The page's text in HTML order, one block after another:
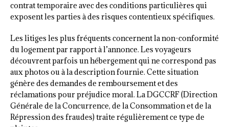
contrat temporaire avec des conditions particulières qui
exposent les parties à des risques contentieux spécifiques.
Les litiges les plus fréquents concernent la non-conformité
du logement par rapport à l’annonce. Les voyageurs
découvrent parfois un hébergement qui ne correspond pas
aux photos ou à la description fournie. Cette situation
génère des demandes de remboursement et des
réclamations pour préjudice moral. La DGCCRF (Direction
Générale de la Concurrence, de la Consommation et de la
Répression des fraudes) traite régulièrement ce type de